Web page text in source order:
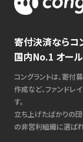
寄付決済ならコ
国内No.1 オー
コングラントは、寄付
作成など、ファンド
す。
立ち上げたばかりの
の非営利組織に選ばれ